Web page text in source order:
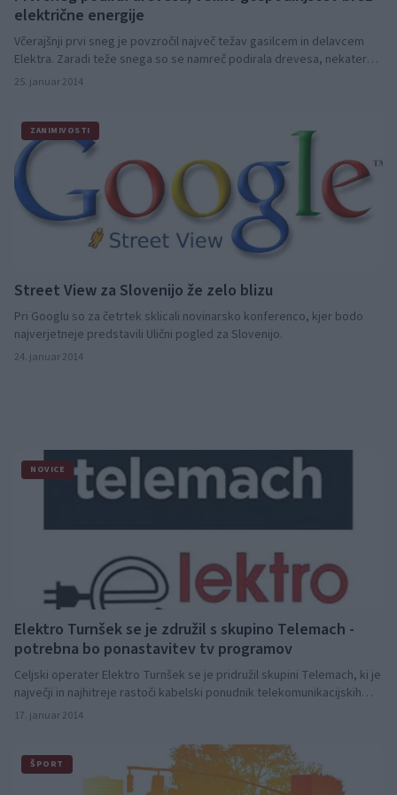
električne energije
Včerajšnji prvi sneg je povzročil največ težav gasilcem in delavcem
Elektra. Zaradi teže snega so se namreč podirala drevesa, nekatera
so pretrgala žice električne napeljave, zaradi česar je veliko
25. januar 2014
ZANIMIVOSTI
Street View za Slovenijo že zelo blizu
Pri Googlu so za četrtek sklicali novinarsko konferenco, kjer bodo
najverjetneje predstavili Ulični pogled za Slovenijo.
24. januar 2014
NOVICE
Elektro Turnšek se je združil s skupino Telemach -
potrebna bo ponastavitev tv programov
Celjski operater Elektro Turnšek se je pridružil skupini Telemach, ki je
največji in najhitreje rastoči kabelski ponudnik telekomunikacijskih
rešitev v Sloveniji. Z nadgradnjo omrežja so omogočili dostop do
telekomunikacij. Naročniki na omrežju Elektra Turnšek bodo v noči iz
nedelje, 19.1.2014, na ponedeljek, 20.1.2014, deležni sprememb v
programski shemi, za kar bo po večini potrebna ponastavitev
17. januar 2014
ŠPORT